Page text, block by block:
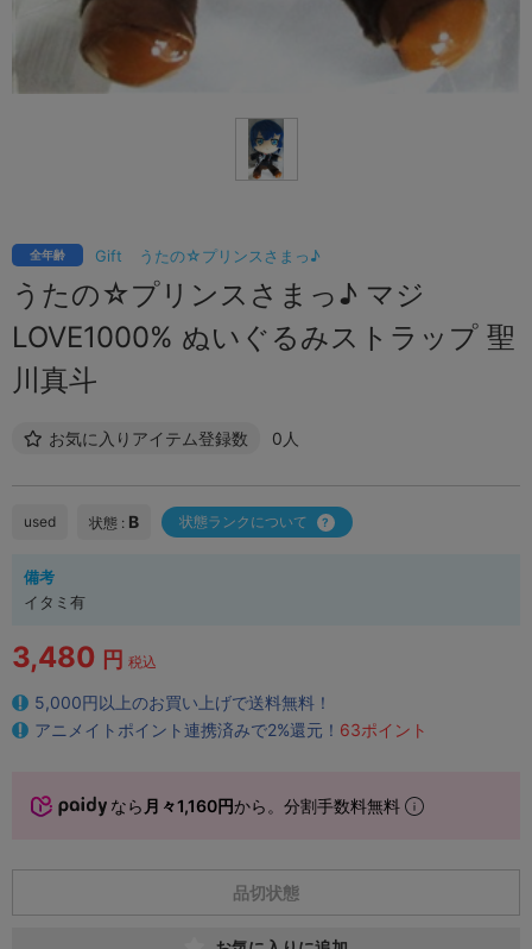
Gift うたの☆プリンスさまっ♪
全年齢
うたの☆プリンスさまっ♪ マジ
LOVE1000% ぬいぐるみストラップ 聖
川真斗
お気に入りアイテム登録数 0人
used 状態 : B 状態ランクについて
備考
イタミ有
3,480 円 税込
5,000円以上のお買い上げで送料無料！
アニメイトポイント連携済みで2%還元！ 63ポイント
なら 月々1,160円から。分割手数料無料
品切状態